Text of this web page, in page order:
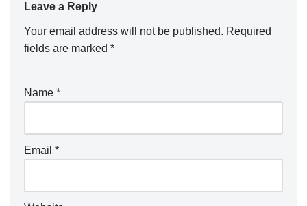
Leave a Reply
Your email address will not be published. Required
fields are marked *
Name *
Email *